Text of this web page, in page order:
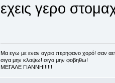
εχεις γερο
Μα εγω με εναν αγριο περηφανο χορό! σαν
σιγα μην κλαψω! σιγα μην φοβηθω!
ΜΕΓΑΛΕ ΓΙΑΝΝΗ!!!!!!